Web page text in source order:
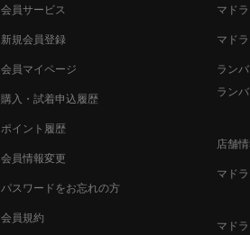
会員サービス
新規会員登録
会員マイページ
購入・試着申込履歴
ポイント履歴
会員情報変更
パスワードをお忘れの方
会員規約
マド
マド
ラン
ラン
店舗
マド
マド